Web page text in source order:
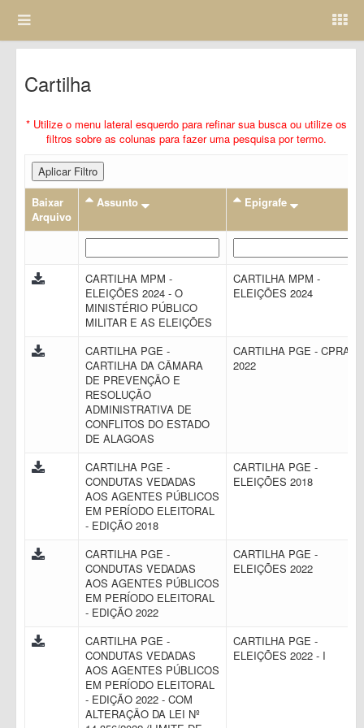
Cartilha
* Utilize o menu lateral esquerdo para refinar sua busca ou utilize os
filtros sobre as colunas para fazer uma pesquisa por termo.
Aplicar Filtro
Baixar
Arquivo
Assunto Epigrafe
CARTILHA MPM -
ELEIÇÕES 2024 - O
MINISTÉRIO PÚBLICO
MILITAR E AS ELEIÇÕES
CARTILHA MPM -
ELEIÇÕES 2024
CARTILHA PGE -
CARTILHA DA CÂMARA
DE PREVENÇÃO E
RESOLUÇÃO
ADMINISTRATIVA DE
CONFLITOS DO ESTADO
DE ALAGOAS
CARTILHA PGE - CPRAC
2022
CARTILHA PGE -
CONDUTAS VEDADAS
AOS AGENTES PÚBLICOS
EM PERÍODO ELEITORAL
- EDIÇÃO 2018
CARTILHA PGE -
ELEIÇÕES 2018
CARTILHA PGE -
CONDUTAS VEDADAS
AOS AGENTES PÚBLICOS
EM PERÍODO ELEITORAL
- EDIÇÃO 2022
CARTILHA PGE -
ELEIÇÕES 2022
CARTILHA PGE -
CONDUTAS VEDADAS
AOS AGENTES PÚBLICOS
EM PERÍODO ELEITORAL
- EDIÇÃO 2022 - COM
ALTERAÇÃO DA LEI Nº
CARTILHA PGE -
ELEIÇÕES 2022 - I